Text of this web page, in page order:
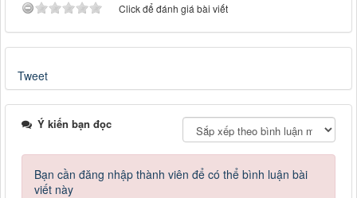
Click để đánh giá bài viết
Tweet
Ý kiến bạn đọc
Bạn cần đăng nhập thành viên để có thể bình luận bài
viết này